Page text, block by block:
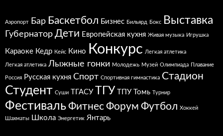
Аэропорт Бар Баскетбол Бизнес Бильярд Бокс Выставка
Губернатор Дети Европейская кухня Живая музыка Игрушка
Караоке Кедр Кейс Кино Конкурс Легкая атлетика
Легкая атлетика Лыжные гонки Молодежь Музей Олимпиада Плавание
Россия Русская кухня Спорт Спортивная гимнастика Стадион
Студент Суши ТГАСУ ТГУ ТПУ Томь Турнир
ФестивальФитнесФорум Футбол Хоккей
Шахматы Школа Энергетик Янтарь